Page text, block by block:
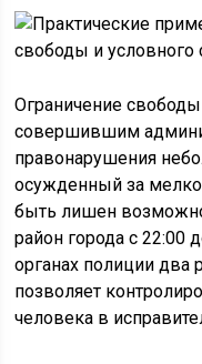
Ограничение
совершившим
правонарушения
осужденный за
быть лишен
район города с 22:00
органах полиции
позволяет
человека в